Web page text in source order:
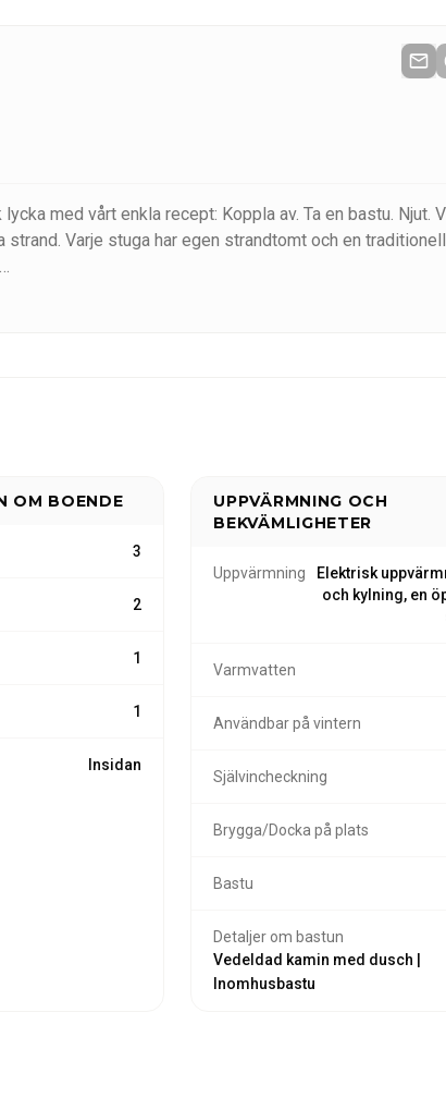
med vårt enkla recept: Koppla av. Ta en bastu. Njut.
Varje stuga har egen strandtomt och en traditionell
OM BOENDE
3
2
1
1
Insidan
UPPVÄRMNING OCH
BEKVÄMLIGHETER
Uppvärmning
Elektrisk
och kylning, en
Varmvatten
Användbar på vintern
Självincheckning
Brygga/Docka på plats
Bastu
Detaljer om bastun
Vedeldad kamin med dusch |
Inomhusbastu